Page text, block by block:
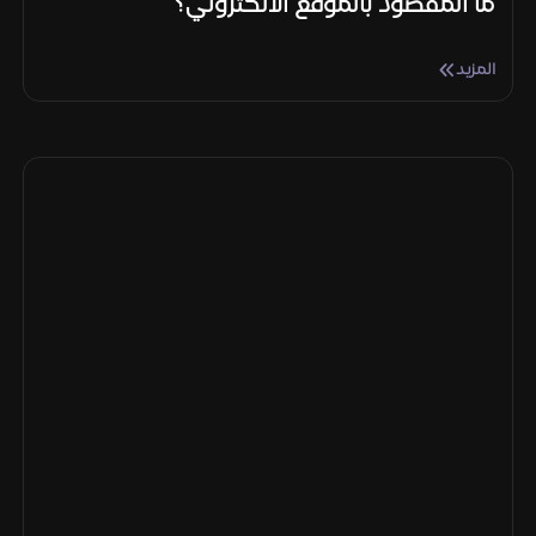
ما المقصود بالموقع الالكتروني؟
المزيد